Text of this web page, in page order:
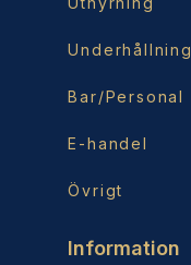
Underhållning
Bar/Personal
E-handel
Övrigt
Information